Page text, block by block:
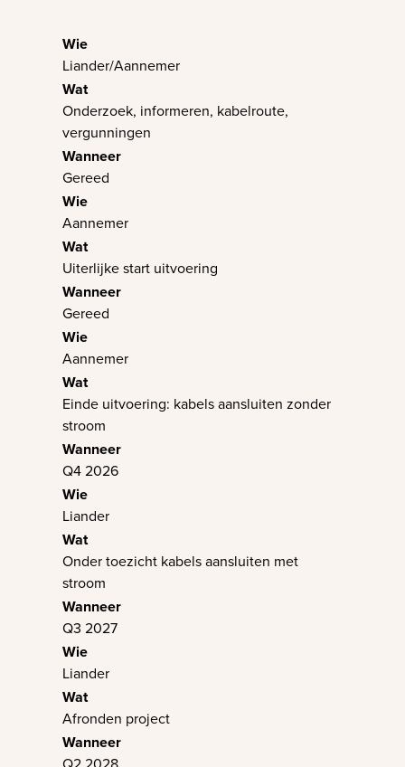
Liander/Aannemer
Onderzoek, informeren, kabelroute,
vergunningen
Gereed
Aannemer
Uiterlijke start uitvoering
Gereed
Aannemer
Einde uitvoering: kabels aansluiten zonder
stroom
Q4 2026
Liander
Onder toezicht kabels aansluiten met
stroom
Q3 2027
Liander
Afronden project